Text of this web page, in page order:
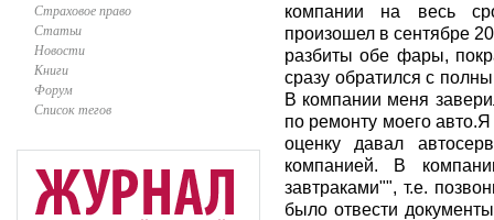
Страховое право
Статьи
Новости
Книги
Форум
Список тегов
компании на весь
произошел в сентябре
разбиты обе фары,
сразу обратился с
В компании меня
по ремонту моего
оценку давал
компанией. В
завтраками"", т.е.
было отвести